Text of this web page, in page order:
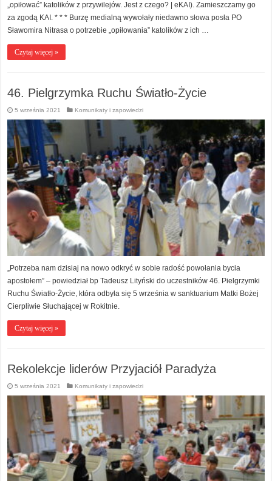
„opiłować” katolików z przywilejów. Jest z czego? | eKAI). Zamieszczamy go
za zgodą KAI. * * * Burzę medialną wywołały niedawno słowa posła PO
Sławomira Nitrasa o potrzebie „opiłowania” katolików z ich …
Czytaj więcej »
46. Pielgrzymka Ruchu Światło-Życie
5 września 2021 Komunikaty i zapowiedzi
„Potrzeba nam dzisiaj na nowo odkryć w sobie radość powołania bycia
apostołem” – powiedział bp Tadeusz Lityński do uczestników 46. Pielgrzymki
Ruchu Światło-Życie, która odbyła się 5 września w sanktuarium Matki Bożej
Cierpliwie Słuchającej w Rokitnie.
Czytaj więcej »
Rekolekcje liderów Przyjaciół Paradyża
5 września 2021 Komunikaty i zapowiedzi